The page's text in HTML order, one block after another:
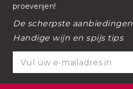
proeverijen!
De scherpste aanbiedingen
Handige wijn en spijs tips